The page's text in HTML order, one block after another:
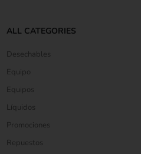
ALL CATEGORIES
Desechables
Equipo
Equipos
Líquidos
Promociones
Repuestos